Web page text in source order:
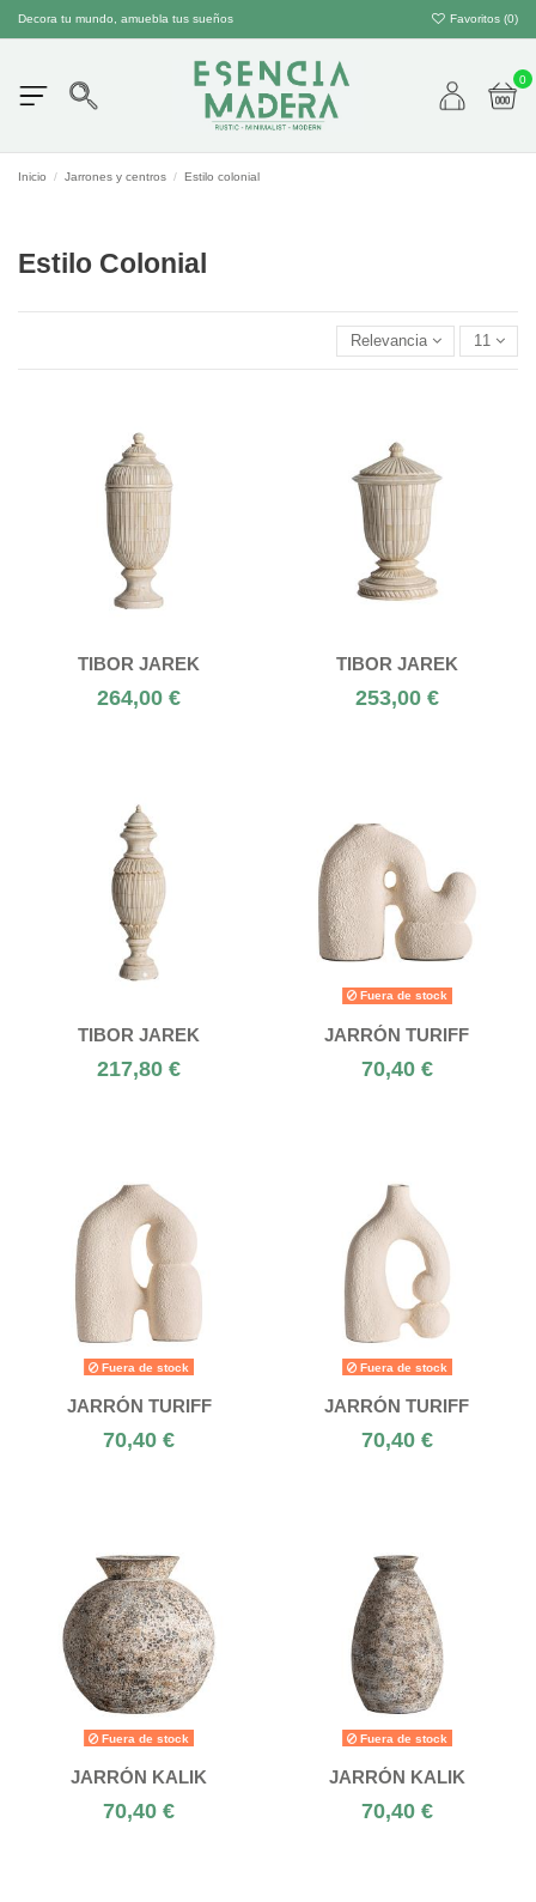
Decora tu mundo, amuebla tus sueños Favoritos (0)
0
Inicio Jarrones y centros Estilo colonial
Estilo Colonial
Relevancia 11
TIBOR JAREK
264,00 €
TIBOR JAREK
253,00 €
TIBOR JAREK
217,80 €
Fuera de stock
JARRÓN TURIFF
70,40 €
Fuera de stock
JARRÓN TURIFF
70,40 €
Fuera de stock
JARRÓN TURIFF
70,40 €
Fuera de stock
JARRÓN KALIK
70,40 €
Fuera de stock
JARRÓN KALIK
70,40 €